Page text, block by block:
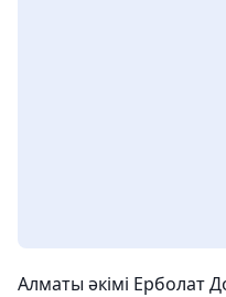
Алматы әкімі Ерболат